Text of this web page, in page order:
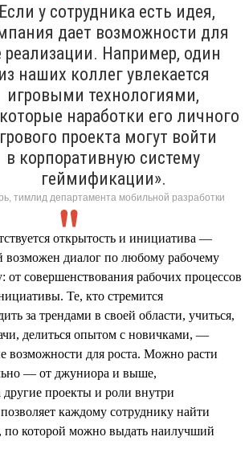
у сотрудника есть идея,
дает возможности для
реализации. Например, один
из наших коллег увлекается
игровыми технологиями,
наработки его личного
проекта могут войти
в корпоративную систему
геймификации».
тимлид департамента мобильной разработки
открытость и инициатива —
возможен диалог по любому рабочему
от совершенствования рабочих процессов
Те, кто стремится
за трендами в своей области, учиться,
делиться опытом с новичками, —
возможности для роста. Можно расти
— от джуниора и выше,
другие проекты и роли внутри
каждому сотруднику найти
по которой можно выдать наилучший